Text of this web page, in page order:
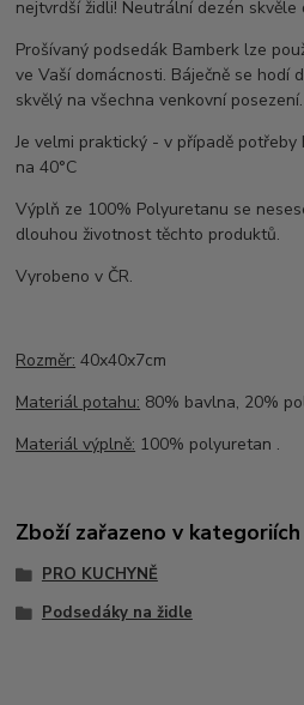
nejtvrdší židli! Neutrální dezén skvěle
Prošívaný podsedák Bamberk lze
ve Vaší domácnosti. Báječně se hodí
skvělý na všechna venkovní posezení.
Je velmi praktický - v případě
na 40°C
Výplň ze 100% Polyuretanu se
dlouhou životnost těchto produktů.
Vyrobeno v ČR.
Rozměr: 40x40x7cm
Materiál potahu: 80% bavlna, 20%
Materiál výplně: 100% polyuretan .
Zboží zařazeno v kategoriích
PRO KUCHYNĚ
Podsedáky na židle